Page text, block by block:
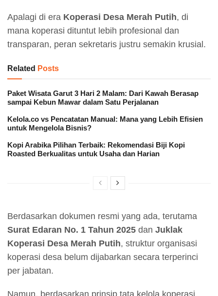
Apalagi di era Koperasi Desa Merah Putih, di
mana koperasi dituntut lebih profesional dan
transparan, peran sekretaris justru semakin krusial.
Related Posts
Paket Wisata Garut 3 Hari 2 Malam: Dari Kawah Berasap
sampai Kebun Mawar dalam Satu Perjalanan
Kelola.co vs Pencatatan Manual: Mana yang Lebih Efisien
untuk Mengelola Bisnis?
Kopi Arabika Pilihan Terbaik: Rekomendasi Biji Kopi
Roasted Berkualitas untuk Usaha dan Harian
Berdasarkan dokumen resmi yang ada, terutama
Surat Edaran No. 1 Tahun 2025 dan Juklak
Koperasi Desa Merah Putih, struktur organisasi
koperasi desa belum dijabarkan secara terperinci
per jabatan.
Namun, berdasarkan prinsip tata kelola koperasi